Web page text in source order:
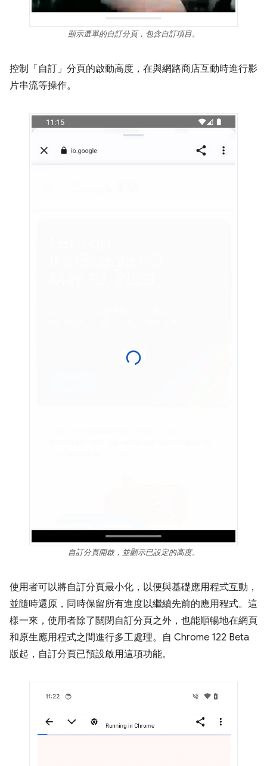
顯示選單的自訂分頁，包含自訂項目。
控制「自訂」分頁的啟動高度，在與網路商店互動時進行影
片串流等操作。
自訂分頁開啟，並顯示已設定的高度。
使用者可以將自訂分頁最小化，以便與基礎應用程式互動，
並隨時還原，同時保留所有進度以繼續先前的應用程式。這
樣一來，使用者除了關閉自訂分頁之外，也能順暢地在網頁
和原生應用程式之間進行多工處理。自 Chrome 122 Beta
版起，自訂分頁已預設啟用這項功能。